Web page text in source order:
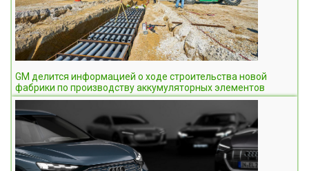
GM делится информацией о ходе строительства новой
фабрики по производству аккумуляторных элементов